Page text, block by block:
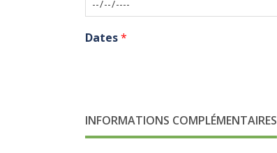
Dates*
INFORMATIONS COMPLÉMENTAIRES